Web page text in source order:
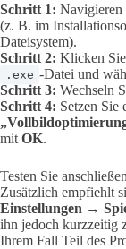
Schritt 1: Navigieren
(z. B. im
Dateisystem).
Schritt 2: Klicken
.exe -Datei und
Schritt 3: Wechseln
Schritt 4: Setzen Sie
mit OK.
Testen Sie
Zusätzlich empfiehlt
Einstellungen →
ihn jedoch kurzzeitig
Ihrem Fall Teil des